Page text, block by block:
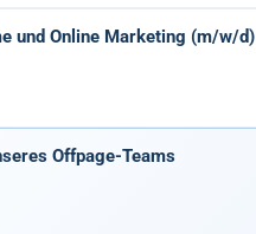
und Online Marketing (m/w/d)
Offpage-Teams